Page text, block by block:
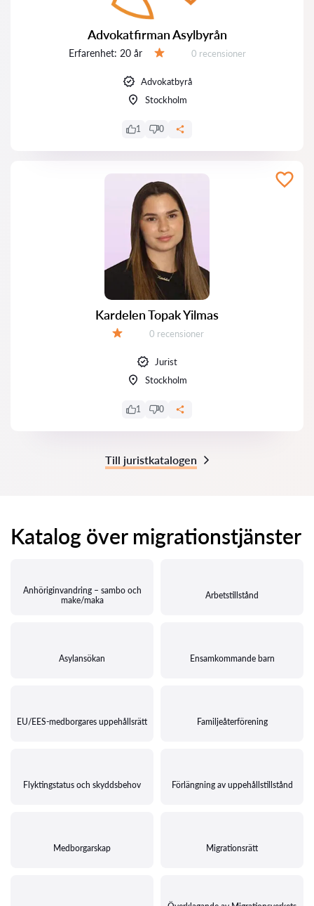
Advokatfirman Asylbyrån
Erfarenhet: 20 år Recensioner:
0 recensioner
Advokatbyrå
Stockholm
1 0
Kardelen Topak Yilmas
Recensioner:
0 recensioner
Jurist
Stockholm
1 0
Till juristkatalogen
Katalog över migrationstjänster
Anhöriginvandring – sambo och
make/maka
Arbetstillstånd
Asylansökan Ensamkommande barn
EU/EES-medborgares uppehållsrätt Familjeåterförening
Flyktingstatus och skyddsbehov Förlängning av uppehållstillstånd
Medborgarskap Migrationsrätt